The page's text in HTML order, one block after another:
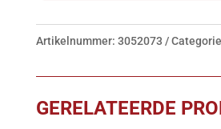
,
Spindle
Bearing
aantal
Artikelnummer: 3052073
GERELATEERDE